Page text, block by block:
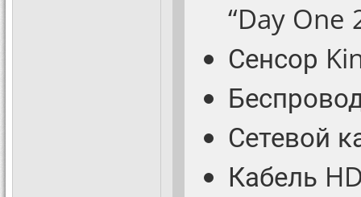
“Day One
Сенсор
Сетевой
Кабель